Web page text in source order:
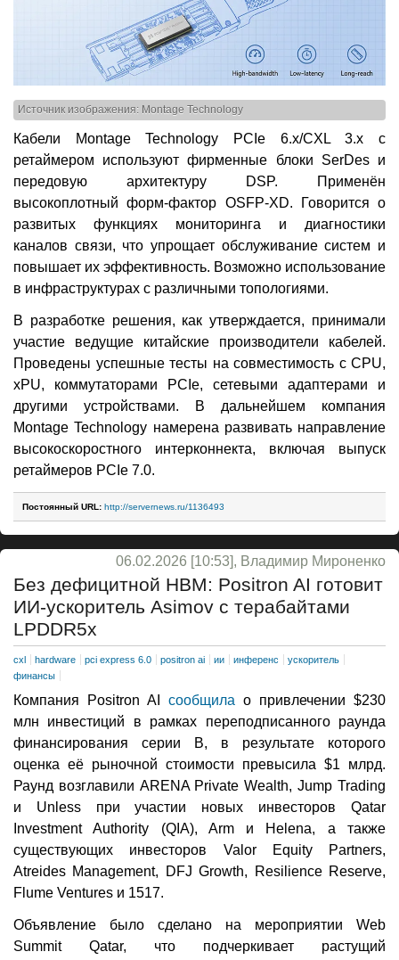
Источник изображения: Montage Technology
Кабели Montage Technology PCIe 6.x/CXL 3.x с
ретаймером используют фирменные блоки SerDes и
передовую архитектуру DSP. Применён
высокоплотный форм-фактор OSFP-XD. Говорится о
развитых функциях мониторинга и диагностики
каналов связи, что упрощает обслуживание систем и
повышает их эффективность. Возможно использование
в инфраструктурах с различными топологиями.
В разработке решения, как утверждается, принимали
участие ведущие китайские производители кабелей.
Проведены успешные тесты на совместимость с CPU,
xPU, коммутаторами PCIe, сетевыми адаптерами и
другими устройствами. В дальнейшем компания
Montage Technology намерена развивать направление
высокоскоростного интерконнекта, включая выпуск
ретаймеров PCIe 7.0.
Постоянный URL: http://servernews.ru/1136493
06.02.2026 [10:53], Владимир Мироненко
Без дефицитной HBM: Positron AI готовит
ИИ-ускоритель Asimov с терабайтами
LPDDR5x
cxl hardware pci express 6.0 positron ai ии инференс
ускоритель
финансы
Компания Positron AI сообщила о привлечении $230
млн инвестиций в рамках переподписанного раунда
финансирования серии B, в результате которого
оценка её рыночной стоимости превысила $1 млрд.
Раунд возглавили ARENA Private Wealth, Jump Trading
и Unless при участии новых инвесторов Qatar
Investment Authority (QIA), Arm и Helena, а также
существующих инвесторов Valor Equity Partners,
Atreides Management, DFJ Growth, Resilience Reserve,
Flume Ventures и 1517.
Объявление было сделано на мероприятии Web
Summit Qatar, что подчеркивает растущий